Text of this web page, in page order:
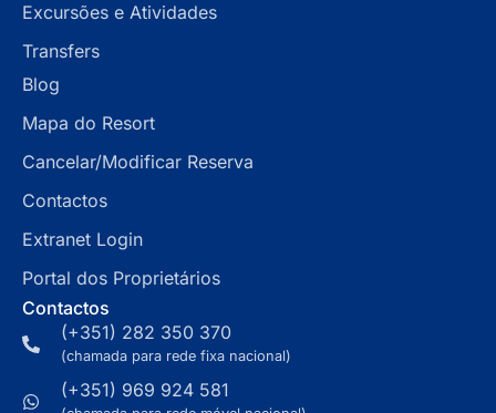
Excursões e Atividades
Transfers
Blog
Mapa do Resort
Cancelar/Modificar Reserva
Contactos
Extranet Login
Portal dos Proprietários
Contactos
(+351) 282 350 370
(chamada para rede fixa nacional)
(+351) 969 924 581